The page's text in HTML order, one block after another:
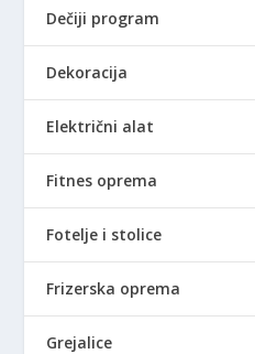
Dečiji program
Dekoracija
Električni alat
Fitnes oprema
Fotelje i stolice
Frizerska oprema
Grejalice